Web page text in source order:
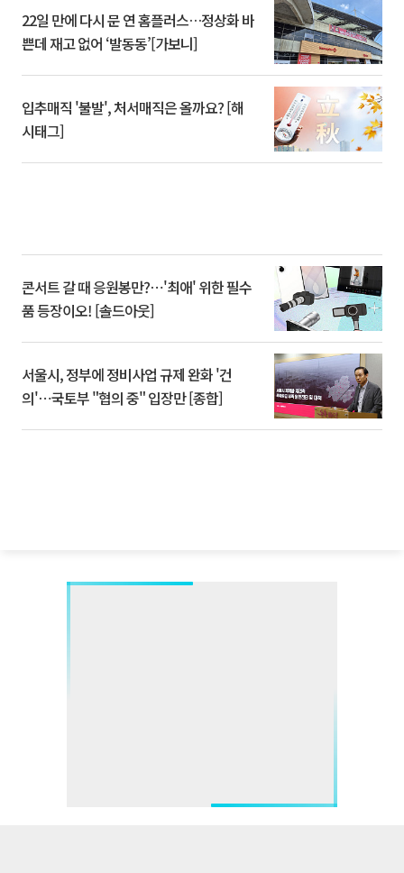
22일 만에 다시 문 연 홈플러스…정상화 바
쁜데 재고 없어 ‘발동동’[가보니]
입추매직 '불발', 처서매직은 올까요? [해
시태그]
콘서트 갈 때 응원봉만?⋯'최애' 위한 필수
품 등장이오! [솔드아웃]
서울시, 정부에 정비사업 규제 완화 '건
의'⋯국토부 "협의 중" 입장만 [종합]